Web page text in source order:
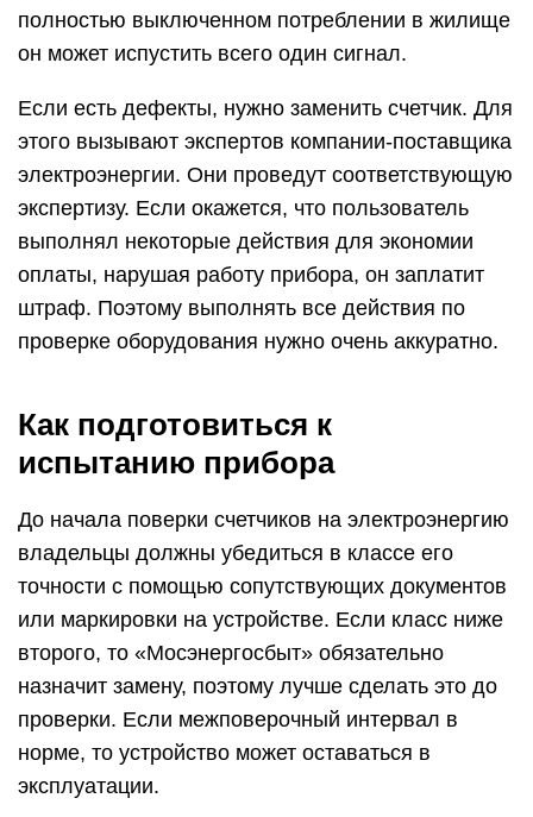
полностью выключенном потреблении в жилище
он может испустить всего один сигнал.
Если есть дефекты, нужно заменить счетчик. Для
этого вызывают экспертов компании-поставщика
электроэнергии. Они проведут соответствующую
экспертизу. Если окажется, что пользователь
выполнял некоторые действия для экономии
оплаты, нарушая работу прибора, он заплатит
штраф. Поэтому выполнять все действия по
проверке оборудования нужно очень аккуратно.
Как подготовиться к
испытанию прибора
До начала поверки счетчиков на электроэнергию
владельцы должны убедиться в классе его
точности с помощью сопутствующих документов
или маркировки на устройстве. Если класс ниже
второго, то «Мосэнергосбыт» обязательно
назначит замену, поэтому лучше сделать это до
проверки. Если межповерочный интервал в
норме, то устройство может оставаться в
эксплуатации.